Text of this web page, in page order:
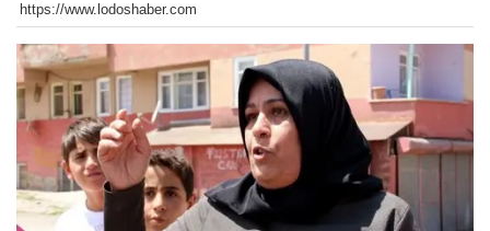
https://www.lodoshaber.com